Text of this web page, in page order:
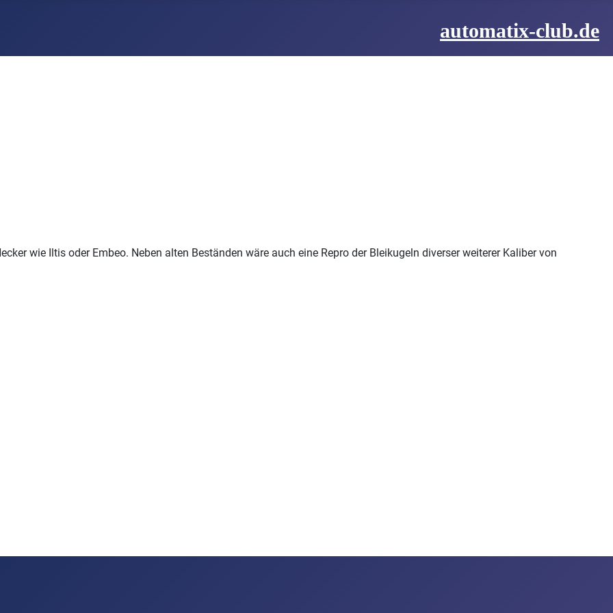
automatix-club.de
wie Iltis oder Embeo. Neben alten Beständen wäre auch eine Repro der Bleikugeln diverser weiterer Kaliber von